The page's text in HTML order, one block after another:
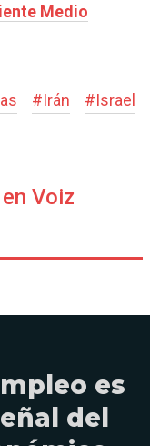
Medio
#Irán #Israel
Voiz
es
del